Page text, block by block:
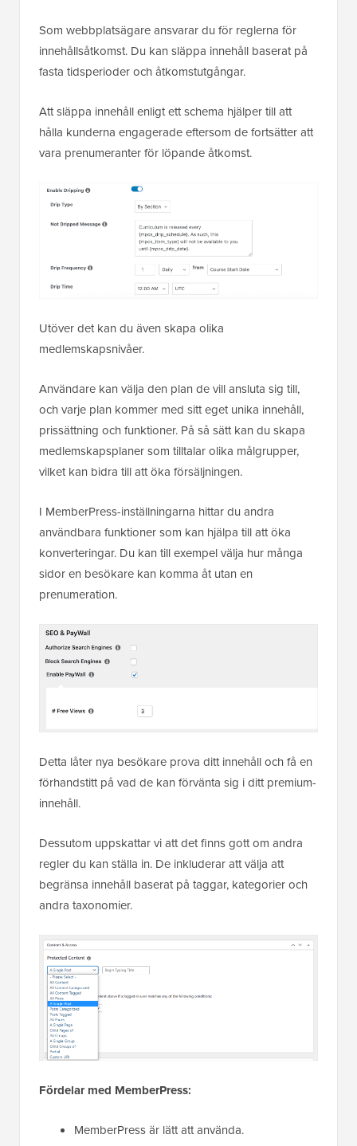
Som webbplatsägare ansvarar du för reglerna för
innehållsåtkomst. Du kan släppa innehåll baserat på
fasta tidsperioder och åtkomstutgångar.
Att släppa innehåll enligt ett schema hjälper till att
hålla kunderna engagerade eftersom de fortsätter att
vara prenumeranter för löpande åtkomst.
Utöver det kan du även skapa olika
medlemskapsnivåer.
Användare kan välja den plan de vill ansluta sig till,
och varje plan kommer med sitt eget unika innehåll,
prissättning och funktioner. På så sätt kan du skapa
medlemskapsplaner som tilltalar olika målgrupper,
vilket kan bidra till att öka försäljningen.
I MemberPress-inställningarna hittar du andra
användbara funktioner som kan hjälpa till att öka
konverteringar. Du kan till exempel välja hur många
sidor en besökare kan komma åt utan en
prenumeration.
Detta låter nya besökare prova ditt innehåll och få en
förhandstitt på vad de kan förvänta sig i ditt premium-
innehåll.
Dessutom uppskattar vi att det finns gott om andra
regler du kan ställa in. De inkluderar att välja att
begränsa innehåll baserat på taggar, kategorier och
andra taxonomier.
Fördelar med MemberPress:
MemberPress är lätt att använda.